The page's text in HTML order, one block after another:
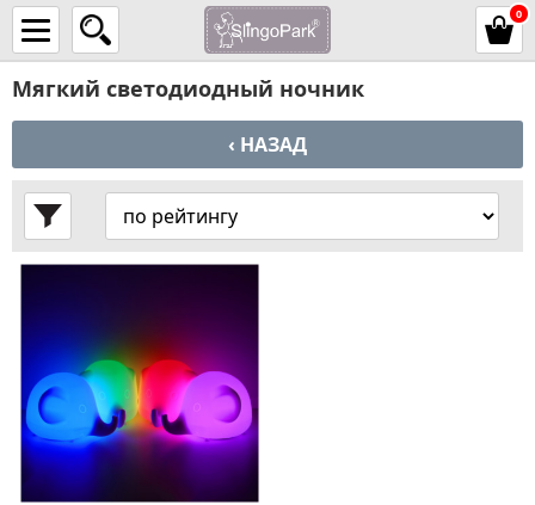
0
Мягкий светодиодный ночник
‹ НАЗАД